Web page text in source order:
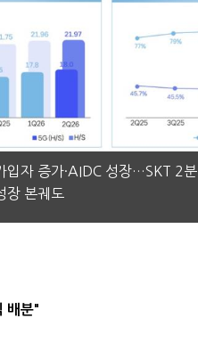
입자 증가·AIDC 성장…SKT 2
장 본궤도
배분"